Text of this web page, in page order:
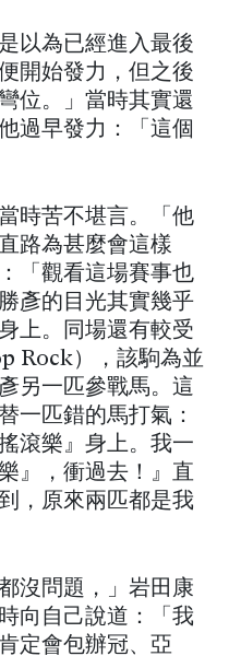
以為已經進入最後
開始發力，但之後
位。」當時其實還
過早發力：「這個
時苦不堪言。「他
路為甚麼會這樣
「觀看這場賽事也
彥的目光其實幾乎
上。同場還有較受
Rock），該駒為並
另一匹參戰馬。這
一匹錯的馬打氣：
滾樂』身上。我一
』，衝過去！』直
，原來兩匹都是我
沒問題，」岩田康
向自己說道：「我
定會包辦冠、亞